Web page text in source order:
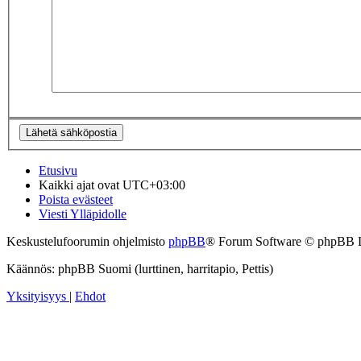
Etusivu
Kaikki ajat ovatUTC+03:00
Poista evästeet
Viesti Ylläpidolle
Keskustelufoorumin ohjelmisto phpBB® Forum Software © phpBB
Käännös: phpBB Suomi (lurttinen, harritapio, Pettis)
Yksityisyys
Ehdot